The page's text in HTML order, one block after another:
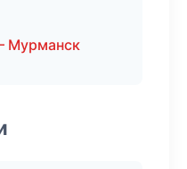
Мурманск